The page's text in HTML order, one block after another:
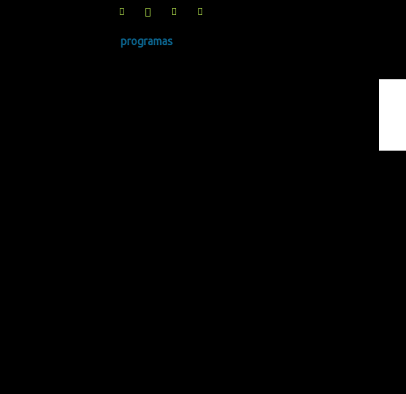
programas